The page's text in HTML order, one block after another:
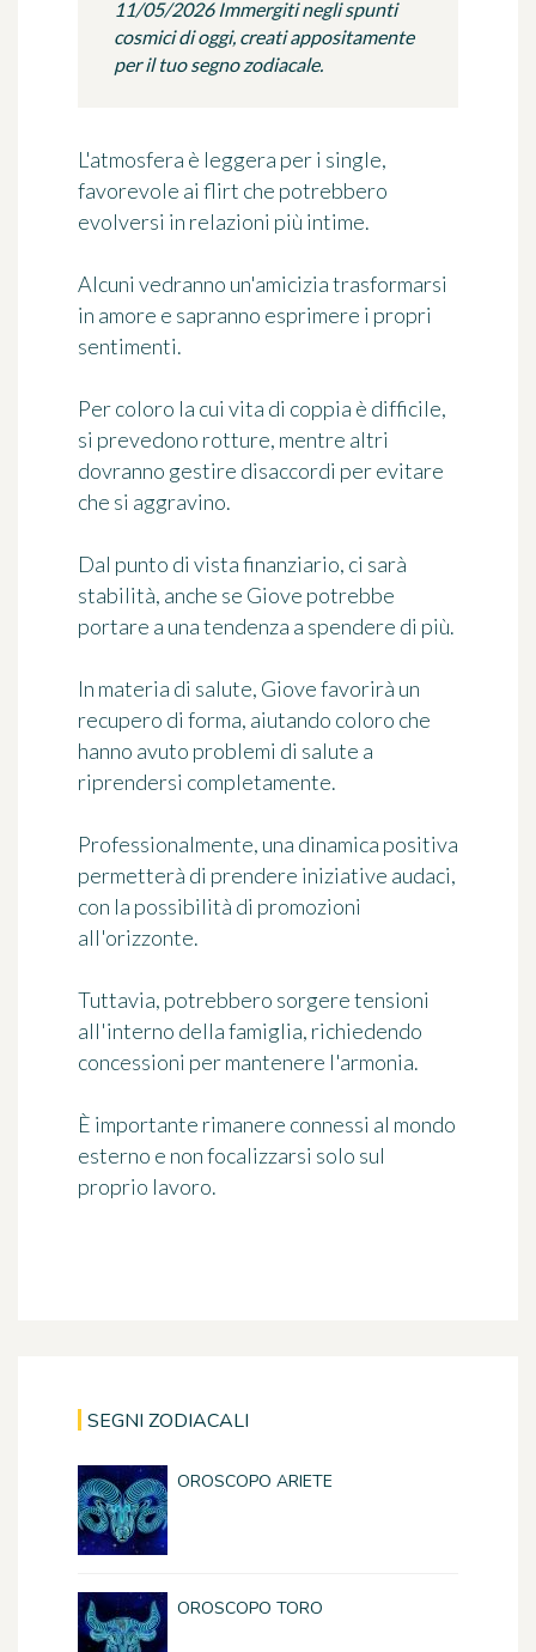
11/05/2026 Immergiti negli spunti
cosmici di oggi, creati appositamente
per il tuo segno zodiacale.
L'atmosfera è leggera per i single,
favorevole ai flirt che potrebbero
evolversi in relazioni più intime.
Alcuni vedranno un'amicizia trasformarsi
in amore e sapranno esprimere i propri
sentimenti.
Per coloro la cui vita di coppia è difficile,
si prevedono rotture, mentre altri
dovranno gestire disaccordi per evitare
che si aggravino.
Dal punto di vista finanziario, ci sarà
stabilità, anche se Giove potrebbe
portare a una tendenza a spendere di più.
In materia di salute, Giove favorirà un
recupero di forma, aiutando coloro che
hanno avuto problemi di salute a
riprendersi completamente.
Professionalmente, una dinamica positiva
permetterà di prendere iniziative audaci,
con la possibilità di promozioni
all'orizzonte.
Tuttavia, potrebbero sorgere tensioni
all'interno della famiglia, richiedendo
concessioni per mantenere l'armonia.
È importante rimanere connessi al mondo
esterno e non focalizzarsi solo sul
proprio lavoro.
SEGNI ZODIACALI
OROSCOPO ARIETE
OROSCOPO TORO